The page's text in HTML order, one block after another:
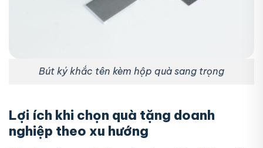
Bút ký khắc tên kèm hộp quà sang trọng
Lợi ích khi chọn quà tặng doanh
nghiệp theo xu hướng